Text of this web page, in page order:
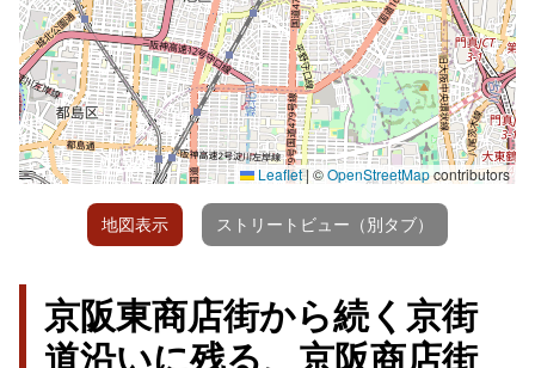
Leaflet|©OpenStreetMapcontributors
地図表示 ストリートビュー（別タブ）
京阪東商店街から続く京街
道沿いに残る、京阪商店街